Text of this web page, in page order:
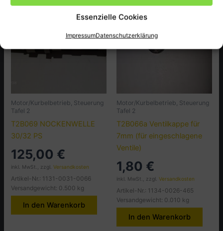
Essenzielle Cookies
ImpressumDatenschutzerklärung
Motor/Kurbelbetrieb, Steuerung
Tafel 2
T2B069 NOCKENWELLE
30/32 PS
125,00 €
inkl. MwSt., zzgl.Versandkosten
Artikel-Nr.: 1131-0031-0066
Versandgewicht: 0.500 kg
In den Warenkorb
Motor/Kurbelbetrieb, Steuerung
Tafel 2
T2B066a Ventilkappe für
7mm (für eingeschlagene
Ventile)
1,80 €
inkl. MwSt., zzgl. Versandkosten
Artikel-Nr.: 1134-0026-465
Versandgewicht: 0.010 kg
In den Warenkorb